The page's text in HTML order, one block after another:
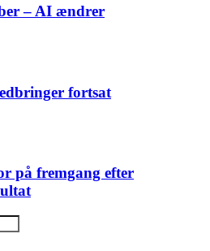
– AI ændrer
fortsat
på fremgang efter